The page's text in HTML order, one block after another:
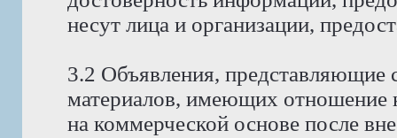
несут лица и организации,
3.2 Объявления, представляющие
материалов, имеющих отношение
на коммерческой основе после